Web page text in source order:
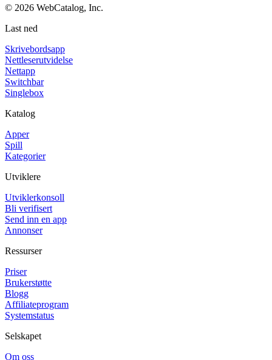
© 2026 WebCatalog, Inc.
Last ned
Skrivebordsapp
Nettleserutvidelse
Nettapp
Switchbar
Singlebox
Katalog
Apper
Spill
Kategorier
Utviklere
Utviklerkonsoll
Bli verifisert
Send inn en app
Annonser
Ressurser
Priser
Brukerstøtte
Blogg
Affiliateprogram
Systemstatus
Selskapet
Om oss